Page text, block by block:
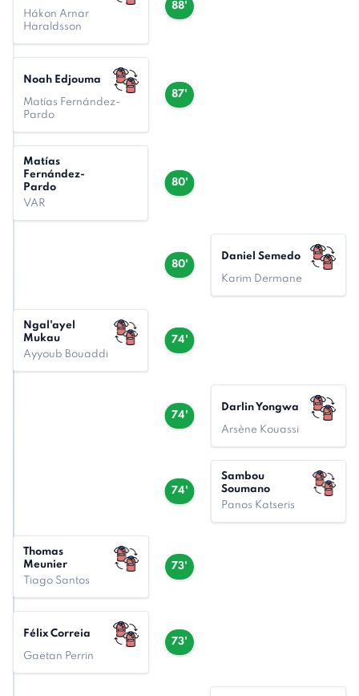
88'
Hákon Arnar
Haraldsson
87'
Noah Edjouma
Matías Fernández-
Pardo
80'
Matías
Fernández-
Pardo
VAR
80'
Daniel Semedo
Karim Dermane
74'
Ngal'ayel
Mukau
Ayyoub Bouaddi
74'
Darlin Yongwa
Arsène Kouassi
74'
Sambou
Soumano
Panos Katseris
73'
Thomas
Meunier
Tiago Santos
73'
Félix Correia
Gaëtan Perrin